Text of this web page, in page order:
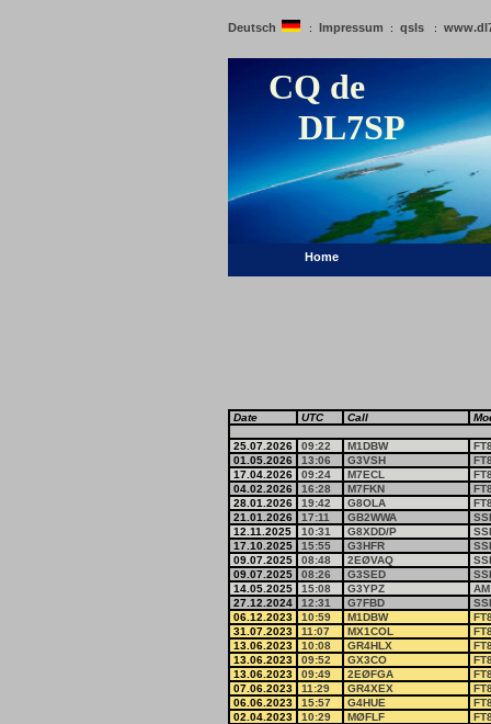
Deutsch : Impressum : qsls :
CQ de
DL7SP
Home
Date UTC Call
25.07.2026 09:22 M1DBW
01.05.2026
13:06 G3VSH
17.04.2026
09:24 M7ECL
04.02.2026
16:28 M7FKN
28.01.2026
19:42 G8OLA
21.01.2026
17:11 GB2WWA
12.11.2025
10:31 G8XDD/P
17.10.2025
15:55 G3HFR
09.07.2025
08:48 2EØVAQ
09.07.2025
08:26 G3SED
14.05.2025
15:08 G3YPZ
AM
27.12.2024
12:31 G7FBD
06.12.2023
10:59 M1DBW
31.07.2023
11:07 MX1COL
13.06.2023
10:08 GR4HLX
13.06.2023
09:52 GX3CO
13.06.2023
09:49 2EØFGA
07.06.2023
11:29 GR4XEX
06.06.2023
15:57 G4HUE
02.04.2023
10:29 MØFLF